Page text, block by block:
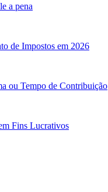
a pena
de Impostos em 2026
ou Tempo de Contribuição
Fins Lucrativos